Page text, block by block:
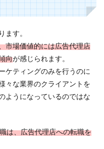
ます。
市場価値的には広告代理店
向が感じられます。
ケティングのみを行うのに
々な業界のクライアントを
ようになっているのではな
は、広告代理店への転職を